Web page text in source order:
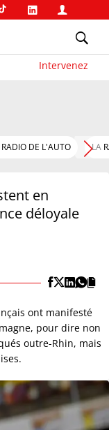
Intervenez
RADIO DE L'AUTO LA
en
déloyale
ont manifesté
pour dire non
outre-Rhin, mais